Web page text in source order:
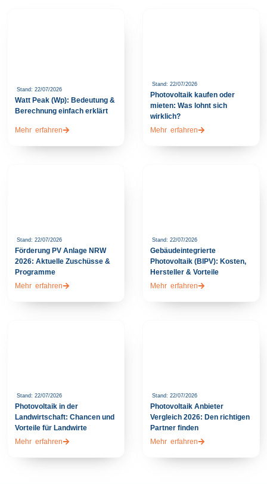
Stand: 22/07/2026
Watt Peak (Wp): Bedeutung &
Berechnung einfach erklärt
Mehr erfahren
Stand: 22/07/2026
Photovoltaik kaufen oder
mieten: Was lohnt sich
wirklich?
Mehr erfahren
Stand: 22/07/2026
Förderung PV Anlage NRW
2026: Aktuelle Zuschüsse &
Programme
Mehr erfahren
Stand: 22/07/2026
Gebäudeintegrierte
Photovoltaik (BIPV): Kosten,
Hersteller & Vorteile
Mehr erfahren
Stand: 22/07/2026
Photovoltaik in der
Landwirtschaft: Chancen und
Vorteile für Landwirte
Mehr erfahren
Stand: 22/07/2026
Photovoltaik Anbieter
Vergleich 2026: Den richtigen
Partner finden
Mehr erfahren